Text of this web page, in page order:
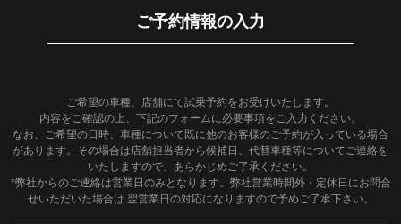
ご予約情報の入力
ご希望の車種、店舗にて試乗予約をお受けいたします。
内容をご確認の上、下記のフォームに必要事項をご入力ください。
なお、ご希望の日時、車種について既に他のお客様のご予約が入っている場合
があります。その場合は店舗担当者から候補日、代替車種等についてご連絡を
いたしますので、あらかじめご了承ください。
*弊社からのご連絡は営業日のみとなります。弊社営業時間外・定休日にお問合
せいただいた場合は 翌営業日の対応になりますので予めご了承下さい。